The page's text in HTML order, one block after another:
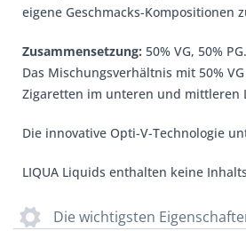
eigene Geschmacks-Kompositionen
Zusammensetzung: 50% VG, 50% PG.
Das Mischungsverhältnis mit 50%
Zigaretten im unteren und mittleren
Die innovative Opti-V-Technologie
LIQUA Liquids enthalten keine
Die wichtigsten